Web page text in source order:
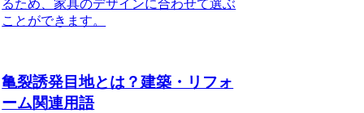
るため、家具のデザインに合わせて選ぶ
ことができます。
亀裂誘発目地とは？建築・リフォ
ーム関連用語